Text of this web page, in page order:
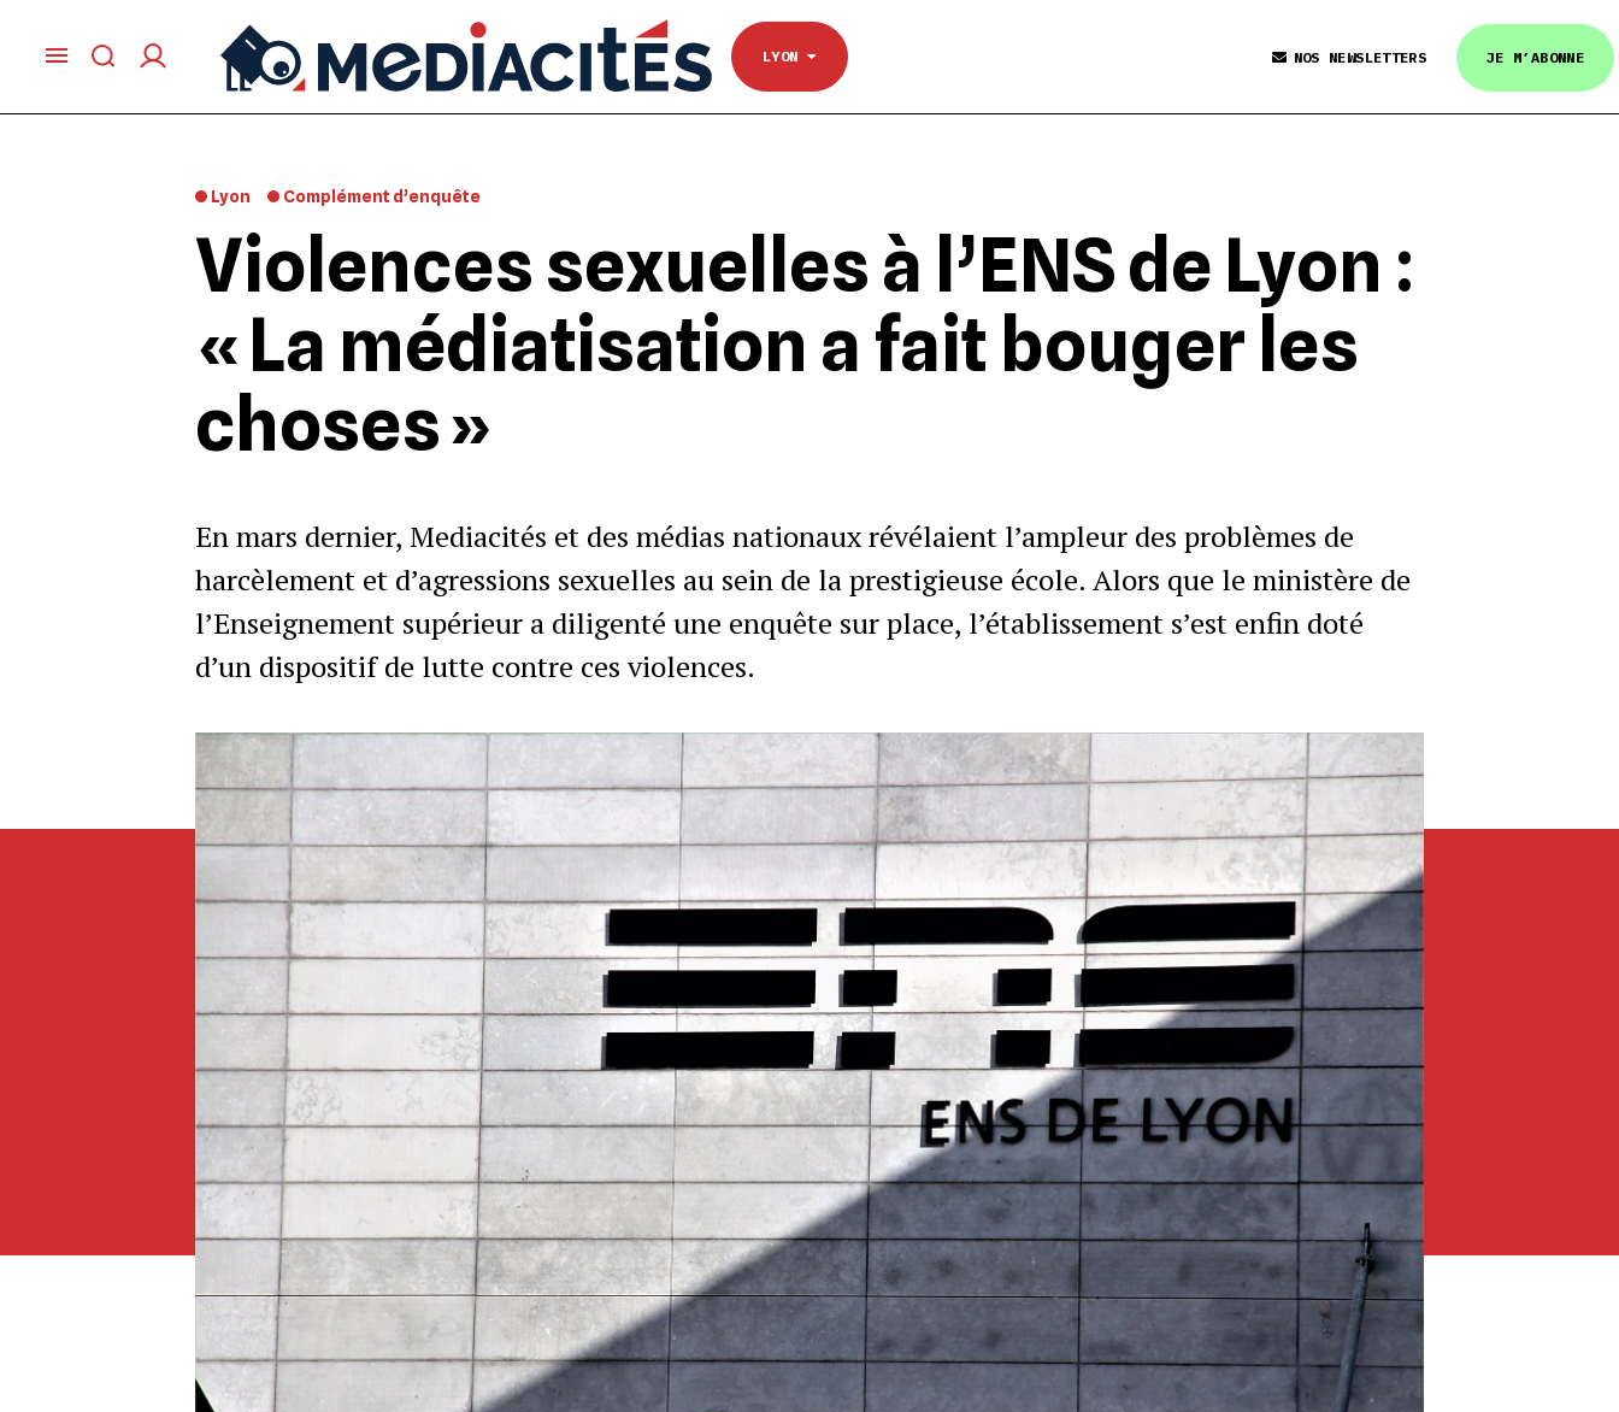
LYON
NANTES
TOULOUSE
NOS NEWSLETTERS JE M’ABONNE
Se connecter
Lyon Complément d’enquête
Violences sexuelles à l’ENS de Lyon :
« La médiatisation a fait bouger les
choses »
En mars dernier, Mediacités et des médias nationaux révélaient l’ampleur des problèmes de
harcèlement et d’agressions sexuelles au sein de la prestigieuse école. Alors que le ministère de
l’Enseignement supérieur a diligenté une enquête sur place, l’établissement s’est enfin doté
d’un dispositif de lutte contre ces violences.